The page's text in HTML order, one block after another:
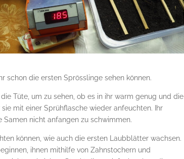
schon die ersten Sprösslinge sehen können.
Tüte, um zu sehen, ob es in ihr warm genug und die
mit einer Sprühflasche wieder anfeuchten. Ihr
nicht anfangen zu schwimmen.
können, wie auch die ersten Laubblätter wachsen.
ihnen mithilfe von Zahnstochern und